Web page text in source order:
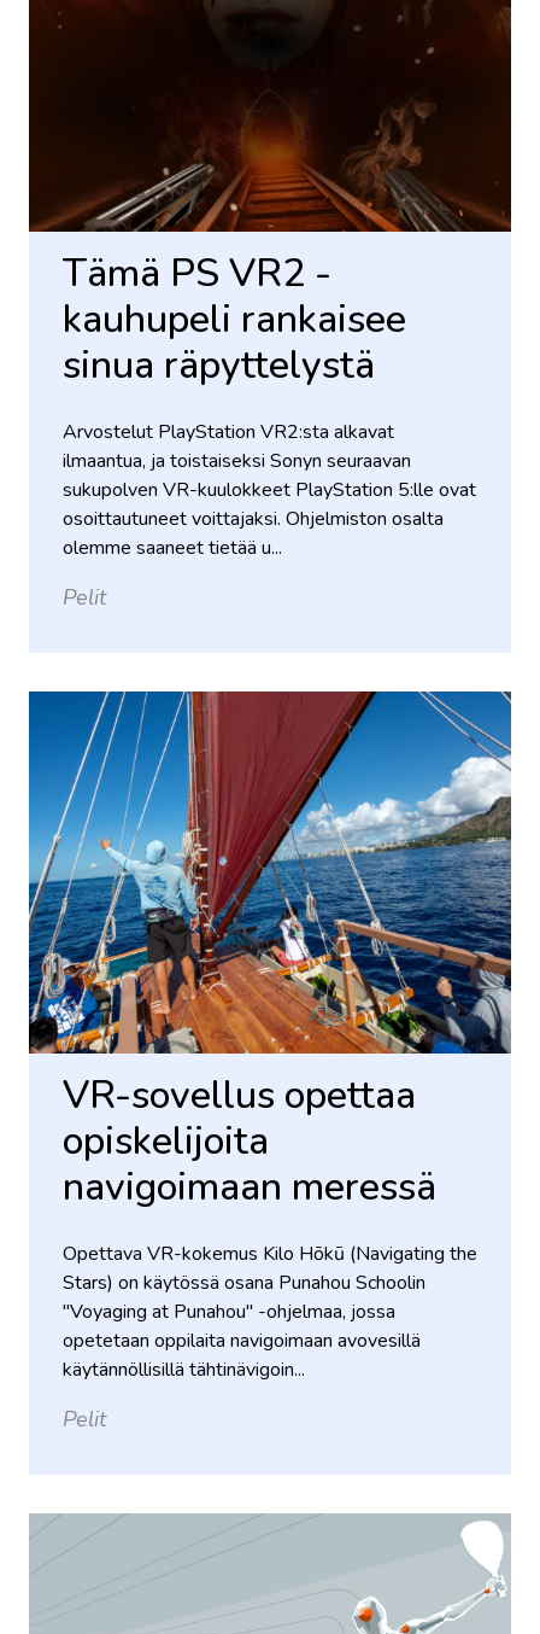
Tämä PS VR2 -
kauhupeli rankaisee
sinua räpyttelystä
Arvostelut PlayStation VR2:sta alkavat
ilmaantua, ja toistaiseksi Sonyn seuraavan
sukupolven VR-kuulokkeet PlayStation 5:lle ovat
osoittautuneet voittajaksi. Ohjelmiston osalta
olemme saaneet tietää u...
Pelit
VR-sovellus opettaa
opiskelijoita
navigoimaan meressä
Opettava VR-kokemus Kilo Hōkū (Navigating the
Stars) on käytössä osana Punahou Schoolin
"Voyaging at Punahou" -ohjelmaa, jossa
opetetaan oppilaita navigoimaan avovesillä
käytännöllisillä tähtinävigoin...
Pelit